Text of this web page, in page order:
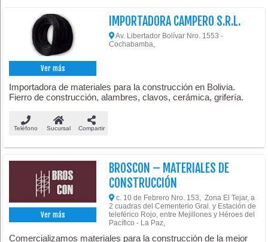
Ver más
IMPORTADORA CAMPERO S.R.L.
Av. Libertador Bolívar Nro. 1553 -
Cochabamba,
Importadora de materiales para la construcción en Bolivia.
Fierro de construcción, alambres, clavos, cerámica, grifería.
Teléfono Sucursal Compartir
Ver más
BROSCON – MATERIALES DE
CONSTRUCCIÓN
c. 10 de Febrero Nro. 153, Zona El Tejar, a
2 cuadras del Cementerio Gral. y Estación de
teleférico Rojo, entre Mejillones y Héroes del
Pacífico - La Paz,
Comercializamos materiales para la construcción de la mejor